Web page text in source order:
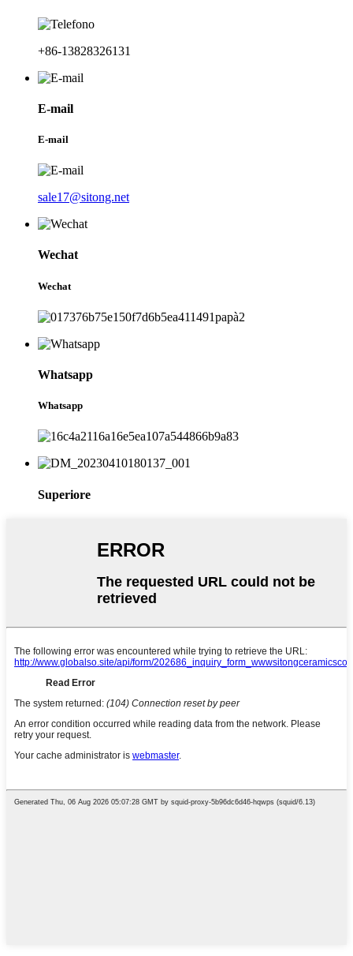
+86-13828326131
E-mail
E-mail
sale17@sitong.net
Wechat
Wechat
Whatsapp
Whatsapp
Superiore